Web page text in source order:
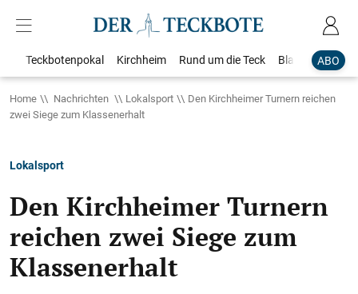
ABO
Teckbotenpokal Kirchheim Rund um die Teck Blaulicht
Home Nachrichten Lokalsport
Den Kirchheimer Turnern reichen
zwei Siege zum Klassenerhalt
Lokalsport
Den Kirchheimer Turnern
reichen zwei Siege zum
Klassenerhalt